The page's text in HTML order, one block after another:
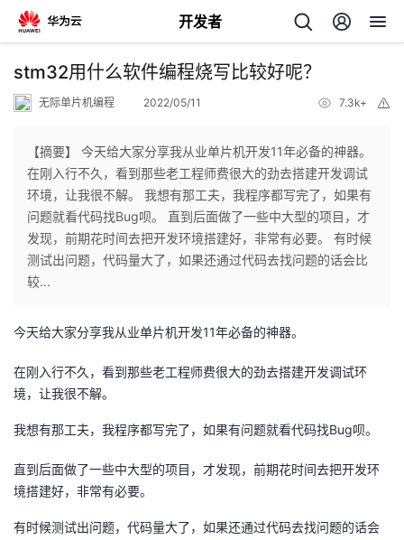
开发者
返
个
人
我
发
者
我
的
我
开
发
者
学
的
Programs
我
的
支
持
stm32用什么软件编程烧写比较好呢？
无际单片机编程 2022/05/11 7.3k+
【摘要】 今天给大家分享我从业单片机开发11年必备的神器。
在刚入行不久，看到那些老工程师费很大的劲去搭建开发调试
环境，让我很不解。 我想有那工夫，我程序都写完了，如果有
问题就看代码找Bug呗。 直到后面做了一些中大型的项目，才
发现，前期花时间去把开发环境搭建好，非常有必要。 有时候
测试出问题，代码量大了，如果还通过代码去找问题的话会比
较...
今天给大家分享我从业单片机开发11年必备的神器。
在刚入行不久，看到那些老工程师费很大的劲去搭建开发调试环
境，让我很不解。
我想有那工夫，我程序都写完了，如果有问题就看代码找Bug呗。
直到后面做了一些中大型的项目，才发现，前期花时间去把开发环
境搭建好，非常有必要。
有时候测试出问题，代码量大了，如果还通过代码去找问题的话会